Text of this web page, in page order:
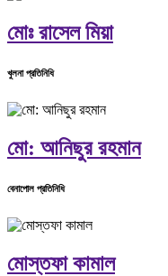
মোঃ রাসেল মিয়া
খুলনা প্রতিনিধি
মো: আনিছুর রহমান
বেনাপোল প্রতিনিধি
মোস্তফা কামাল